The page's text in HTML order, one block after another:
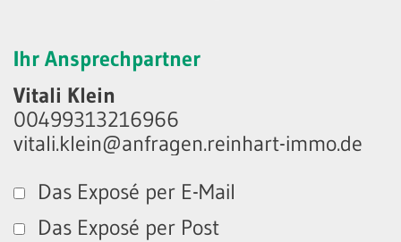
Ihr Ansprechpartner
Vitali Klein
00499313216966
vitali.klein@anfragen.reinhart-immo.de
Das Exposé per E-Mail
Das Exposé per Post